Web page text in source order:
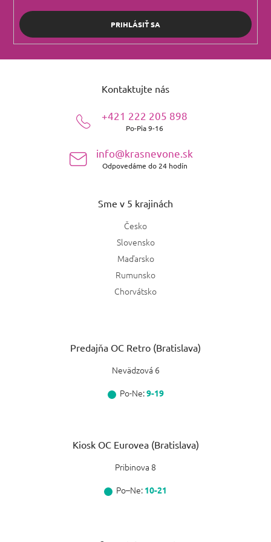
PRIHLÁSIŤ SA
Kontaktujte nás
+421 222 205 898
Po-Pia 9-16
info@krasnevone.sk
Odpovedáme do 24 hodín
Sme v 5 krajinách
Česko
Slovensko
Maďarsko
Rumunsko
Chorvátsko
Predajňa OC Retro (Bratislava)
Nevädzová 6
Po-Ne:9-19
Kiosk OC Eurovea (Bratislava)
Pribinova 8
Po–Ne: 10-21